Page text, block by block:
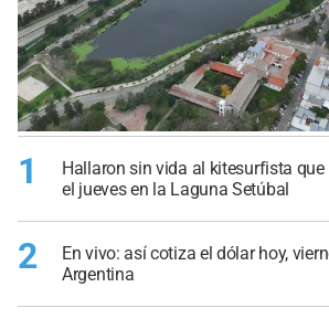
1
Hallaron sin vida al kitesurfista
el jueves en la Laguna Setúbal
2
En vivo: así cotiza el dólar hoy,
Argentina